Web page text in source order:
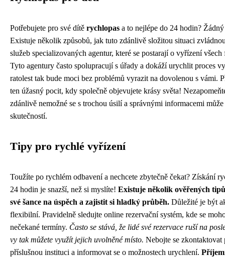
Potřebujete pro své dítě rychlopas a to nejlépe do 24 hodin?
Existuje několik způsobů, jak tuto zdánlivě složitou situaci
služeb specializovaných agentur, které se postarají o vyřízení
Tyto agentury často spolupracují s úřady a dokáží urychlit proces
ratolest tak bude moci bez problémů vyrazit na dovolenou s vámi.
ten úžasný pocit, kdy společně objevujete krásy světa!
zdánlivě nemožné se s trochou úsilí a správnými informacemi může
skutečností.
Tipy pro rychlé vyřízení
Toužíte po rychlém odbavení a nechcete zbytečně čekat? Získání
24 hodin je snazší, než si myslíte! Existuje několik ověřených
své šance na úspěch a zajistit si hladký průběh. Důležité je být
flexibilní. Pravidelně sledujte online rezervační systém, kde se
nečekané termíny. Často se stává, že lidé své rezervace ruší na
vy tak můžete využít jejich uvolněné místo. Nebojte se zkontaktovat
příslušnou instituci a informovat se o možnostech urychlení.